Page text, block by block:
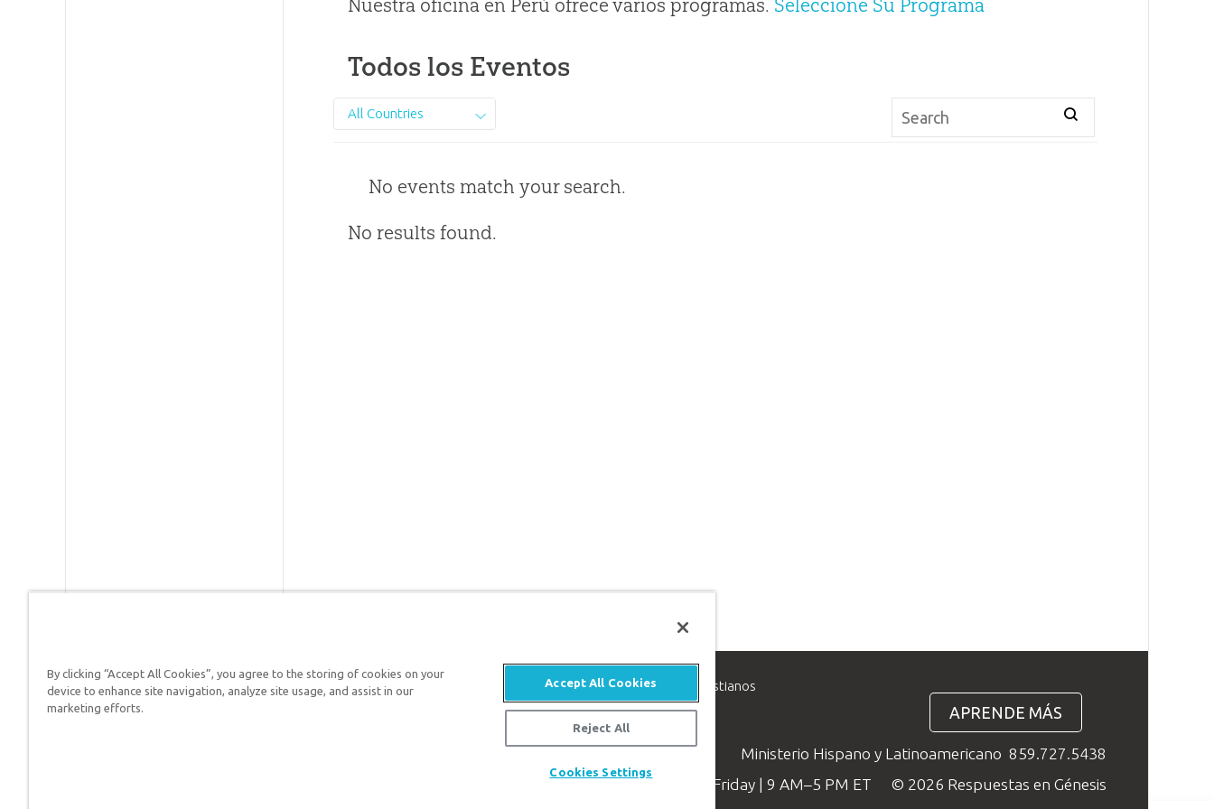
Nuestra oficina en Perú ofrece varios programas. Seleccione Su Programa
Todos los Eventos
All Countries
No events match your search.
No results found.
Respuestas en Génesis es un ministerio de apologética, dedicado a ayudar a los cristianos
defender su fe y proclamar el evangelio de Jesucristo.
APRENDE MÁS
Ministerio Hispano y Latinoamericano 859.727.5438
Available Monday–Friday | 9 AM–5 PM ET
© 2026 Respuestas en Génesis
By clicking “Accept All Cookies”, you agree to the storing of cookies on your
device to enhance site navigation, analyze site usage, and assist in our
marketing efforts.
Accept All Cookies
Reject All
Cookies Settings